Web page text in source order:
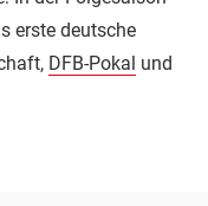
erste deutsche
DFB-Pokal und